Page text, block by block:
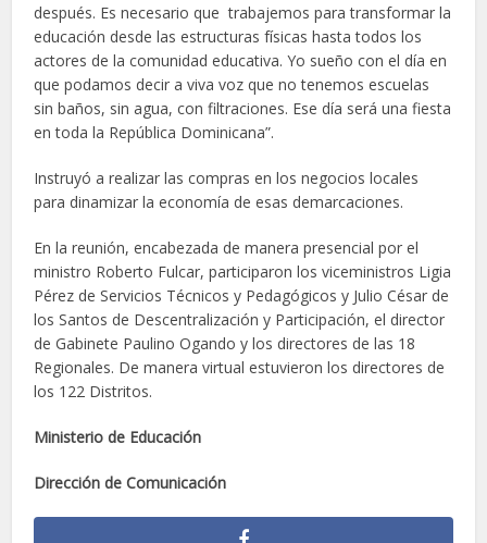
después. Es necesario que trabajemos para transformar la
educación desde las estructuras físicas hasta todos los
actores de la comunidad educativa. Yo sueño con el día en
que podamos decir a viva voz que no tenemos escuelas
sin baños, sin agua, con filtraciones. Ese día será una fiesta
en toda la República Dominicana”.
Instruyó a realizar las compras en los negocios locales
para dinamizar la economía de esas demarcaciones.
En la reunión, encabezada de manera presencial por el
ministro Roberto Fulcar, participaron los viceministros Ligia
Pérez de Servicios Técnicos y Pedagógicos y Julio César de
los Santos de Descentralización y Participación, el director
de Gabinete Paulino Ogando y los directores de las 18
Regionales. De manera virtual estuvieron los directores de
los 122 Distritos.
Ministerio de Educación
Dirección de Comunicación